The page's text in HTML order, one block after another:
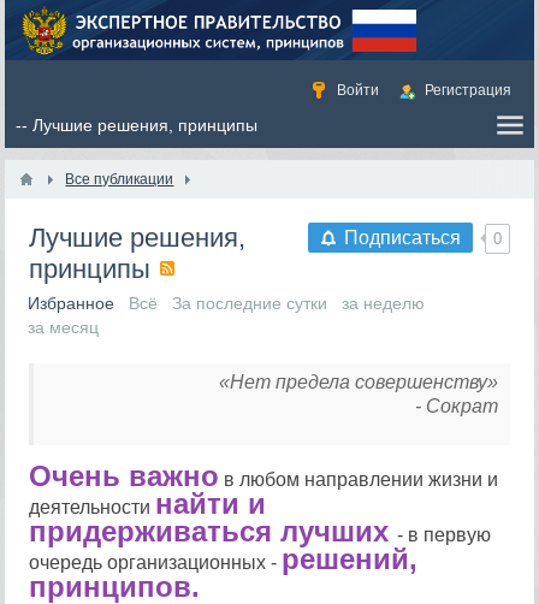
Войти Регистрация
Все публикации
Подписаться 0
Лучшие решения,
принципы
Избранное Всё За последние сутки
за неделю
за месяц
«Нет предела совершенству»
- Сократ
Очень важно в любом направлении жизни и
деятельности найти и
придерживаться лучших - в первую
очередь организационных - решений,
принципов.